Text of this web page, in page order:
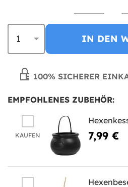
IN DEN
100% SICHERER
EMPFOHLENES ZUBEHÖR:
KAUFEN 7,99 €